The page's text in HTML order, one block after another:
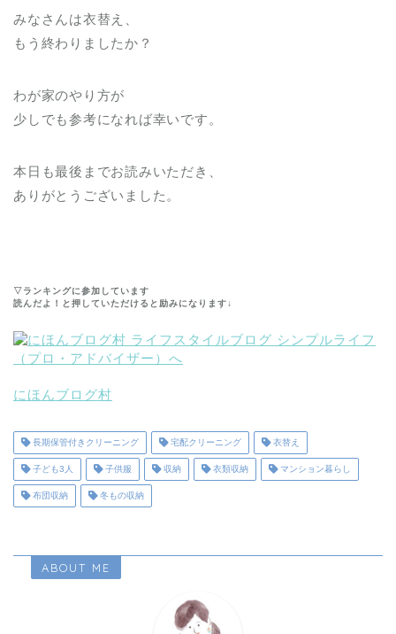
みなさんは衣替え、
もう終わりましたか？
わが家のやり方が
少しでも参考になれば幸いです。
本日も最後までお読みいただき、
ありがとうございました。
▽ランキングに参加しています
読んだよ！と押していただけると励みになります↓
にほんブログ村
長期保管付きクリーニング 宅配クリーニング 衣替え
子ども3人 子供服 収納 衣類収納 マンション暮らし
布団収納 冬もの収納
ABOUT ME